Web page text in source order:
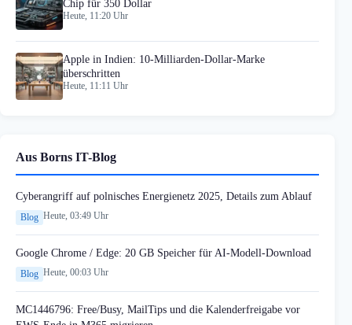
Chip für 350 Dollar
Heute, 11:20 Uhr
Apple in Indien: 10-Milliarden-Dollar-Marke
überschritten
Heute, 11:11 Uhr
Aus Borns IT-Blog
Cyberangriff auf polnisches Energienetz 2025, Details zum Ablauf
Blog Heute, 03:49 Uhr
Google Chrome / Edge: 20 GB Speicher für AI-Modell-Download
Blog Heute, 00:03 Uhr
MC1446796: Free/Busy, MailTips und die Kalenderfreigabe vor